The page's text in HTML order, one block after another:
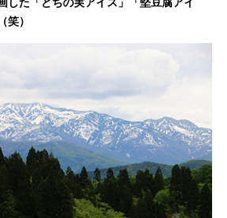
した「とちの実アイス」「堅豆腐アイ
笑）